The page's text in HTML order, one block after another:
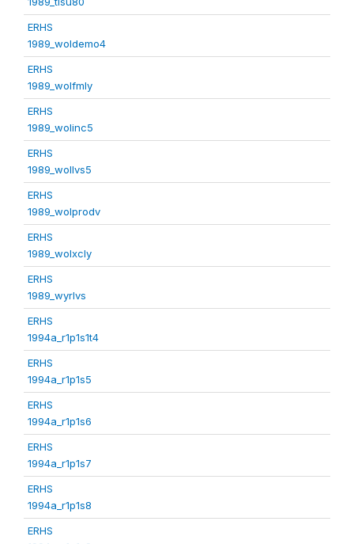
ERHS
1989_woldemo4
ERHS
1989_wolfmly
ERHS
1989_wolinc5
ERHS
1989_wollvs5
ERHS
1989_wolprodv
ERHS
1989_wolxcly
ERHS
1989_wyrlvs
ERHS
1994a_r1p1s1t4
ERHS
1994a_r1p1s5
ERHS
1994a_r1p1s6
ERHS
1994a_r1p1s7
ERHS
1994a_r1p1s8
ERHS